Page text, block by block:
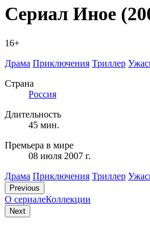
Сериал Иное
16+
Драма Приключения Триллер
Страна
Россия
Длительность
45 мин.
Премьера в мире
08 июля 2007 г.
Драма Приключения Триллер
Previous
О сериалеКоллекции
Next